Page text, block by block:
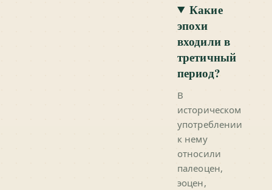
Какие
эпохи
входили в
третичный
период?
В
историческом
употреблении
к нему
относили
палеоцен,
эоцен,